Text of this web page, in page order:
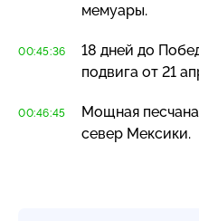
мемуары.
00:45:36
18 дней до
подвига от 21
00:46:45
Мощная
север Мексики.